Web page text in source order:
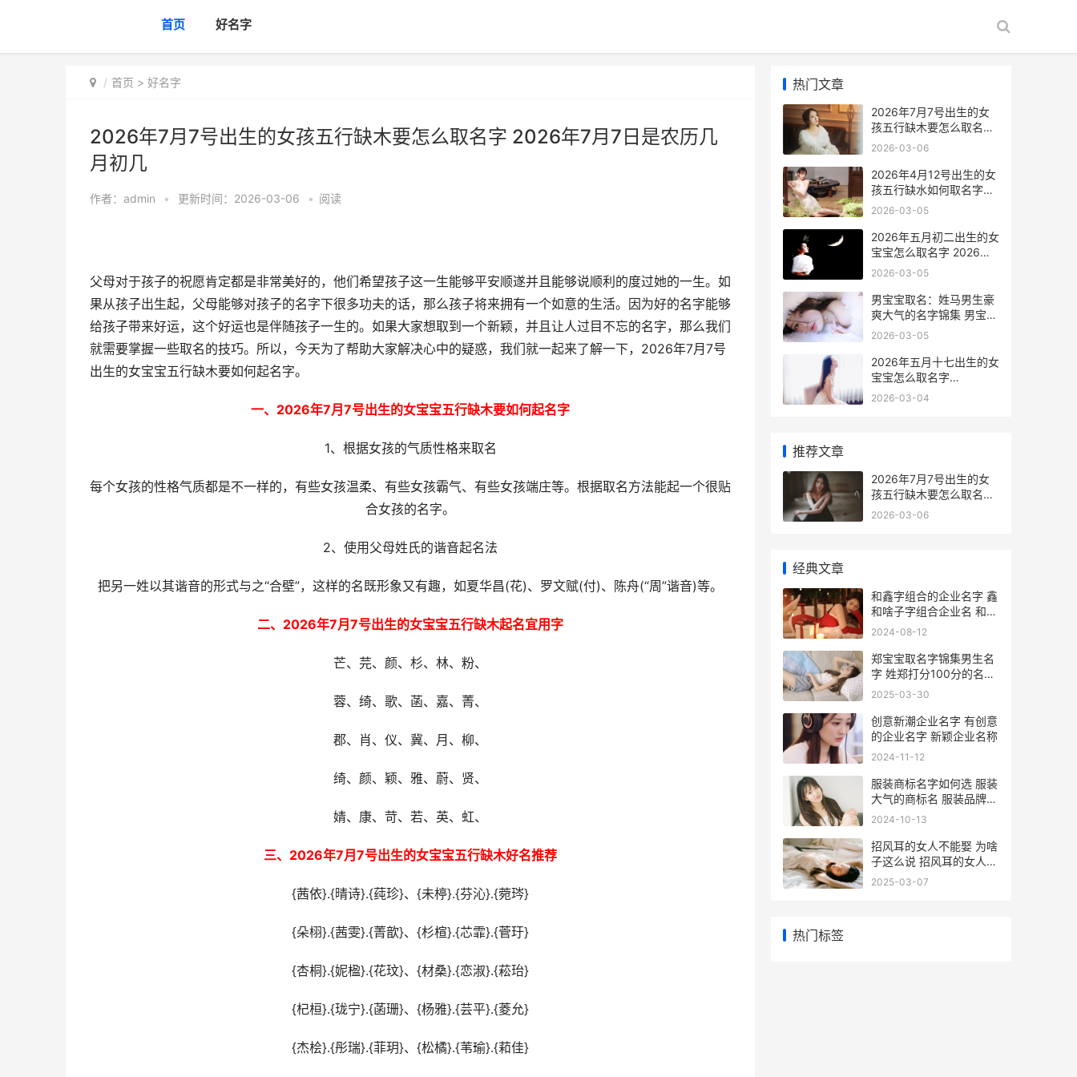
首页 好名字
首页 > 好名字
2026年7月7号出生的女孩五行缺木要怎么取名字 2026年7月7日是农历几
月初几
作者： admin • 更新时间：2026-03-06 • 阅读
父母对于孩子的祝愿肯定都是非常美好的，他们希望孩子这一生能够平安顺遂并且能够说顺利的度过她的一生。如
果从孩子出生起，父母能够对孩子的名字下很多功夫的话，那么孩子将来拥有一个如意的生活。因为好的名字能够
给孩子带来好运，这个好运也是伴随孩子一生的。如果大家想取到一个新颖，并且让人过目不忘的名字，那么我们
就需要掌握一些取名的技巧。所以，今天为了帮助大家解决心中的疑惑，我们就一起来了解一下，2026年7月7号
出生的女宝宝五行缺木要如何起名字。
一、2026年7月7号出生的女宝宝五行缺木要如何起名字
1、根据女孩的气质性格来取名
每个女孩的性格气质都是不一样的，有些女孩温柔、有些女孩霸气、有些女孩端庄等。根据取名方法能起一个很贴
合女孩的名字。
2、使用父母姓氏的谐音起名法
把另一姓以其谐音的形式与之“合壁”，这样的名既形象又有趣，如夏华昌(花)、罗文赋(付)、陈舟(“周”谐音)等。
二、2026年7月7号出生的女宝宝五行缺木起名宜用字
芒、芫、颜、杉、林、粉、
蓉、绮、歌、菡、嘉、菁、
郡、肖、仪、冀、月、柳、
绮、颜、颖、雅、蔚、贤、
婧、康、苛、若、英、虹、
三、2026年7月7号出生的女宝宝五行缺木好名推荐
{茜依}.{晴诗}.{莼珍}、{未楟}.{芬沁}.{菀琌}
{朵栩}.{茜雯}.{菁歆}、{杉楦}.{芯霏}.{菅玗}
{杏桐}.{妮楹}.{花玟}、{材桑}.{恋淑}.{菘珆}
{杞桓}.{珑宁}.{菡珊}、{杨雅}.{芸平}.{菱允}
{杰桧}.{彤瑞}.{菲玥}、{松橘}.{苇瑜}.{萂佳}
热门文章
2026年7月7号出生的女
孩五行缺木要怎么取名字
2026年7月7日是农历几
2026-03-06
2026年4月12号出生的女
孩五行缺水如何取名字
2026年4月12号阴历是多
2026-03-05
2026年五月初二出生的女
宝宝怎么取名字 2026年
五月初二猪男命最忌讳三
2026-03-05
男宝宝取名：姓马男生豪
爽大气的名字锦集 男宝宝
取名姓谢两个字大全
2026-03-05
2026年五月十七出生的女
宝宝怎么取名字
2026.5.17
2026-03-04
推荐文章
2026年7月7号出生的女
孩五行缺木要怎么取名字
2026年7月7日是农历几
2026-03-06
经典文章
和鑫字组合的企业名字 鑫
和啥子字组合企业名 和鑫
字组成的公司名字
2024-08-12
郑宝宝取名字锦集男生名
字 姓郑打分100分的名字
锦集 郑锦涵这个名字怎么
2025-03-30
创意新潮企业名字 有创意
的企业名字 新颖企业名称
2024-11-12
服装商标名字如何选 服装
大气的商标名 服装品牌商
标名字
2024-10-13
招风耳的女人不能娶 为啥
子这么说 招风耳的女人不
招风婚姻好吗
2025-03-07
热门标签